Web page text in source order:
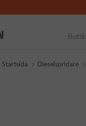
Butik
Startsida Dieselspridare